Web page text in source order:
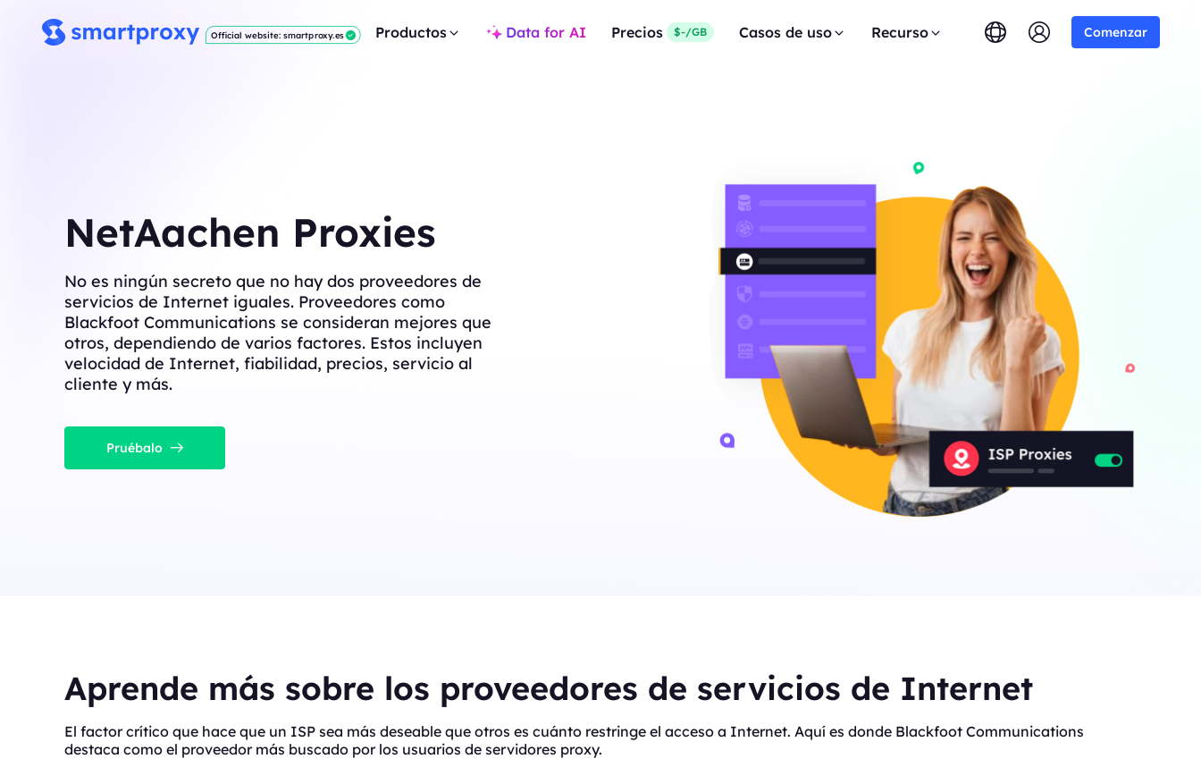
Official website: smartproxy.es Productos Data for AI Precios $-/GB Casos de uso Recurso Comenzar
NetAachen Proxies
No es ningún secreto que no hay dos proveedores de
servicios de Internet iguales. Proveedores como
Blackfoot Communications se consideran mejores que
otros, dependiendo de varios factores. Estos incluyen
velocidad de Internet, fiabilidad, precios, servicio al
cliente y más.
Pruébalo
Aprende más sobre los proveedores de servicios de Internet
El factor crítico que hace que un ISP sea más deseable que otros es cuánto restringe el acceso a Internet. Aquí es donde Blackfoot Communications
destaca como el proveedor más buscado por los usuarios de servidores proxy.